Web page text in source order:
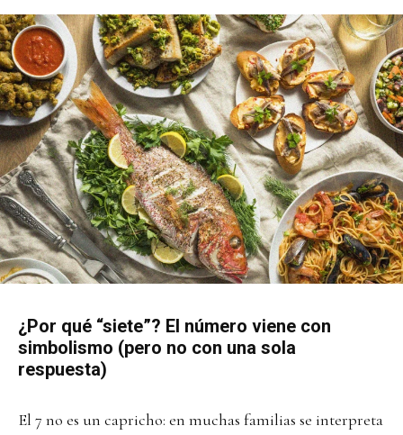
¿Por qué “siete”? El número viene con
simbolismo (pero no con una sola
respuesta)
El 7 no es un capricho: en muchas familias se interpreta